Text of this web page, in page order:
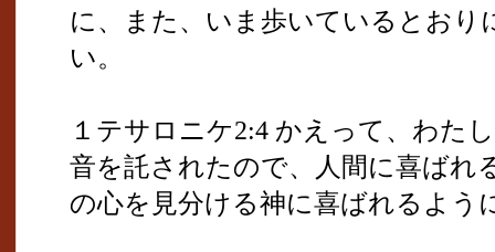
に、また、いま歩いているとおり
い。
１テサロニケ2:4 かえって、わた
音を託されたので、人間に喜ばれ
の心を見分ける神に喜ばれるよう